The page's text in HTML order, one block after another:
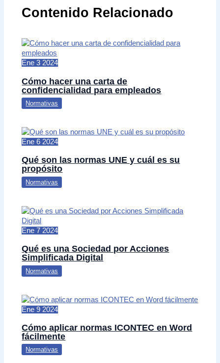
Contenido Relacionado
Ene 3 2024
Cómo hacer una carta de
confidencialidad para empleados
Normativas
Ene 6 2024
Qué son las normas UNE y cuál es su
propósito
Normativas
Ene 7 2024
Qué es una Sociedad por Acciones
Simplificada Digital
Normativas
Ene 9 2024
Cómo aplicar normas ICONTEC en Word
fácilmente
Normativas